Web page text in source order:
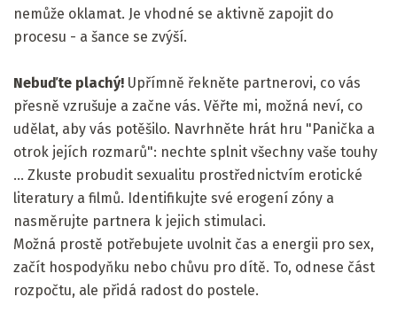
nemůže oklamat. Je vhodné se aktivně zapojit do
procesu - a šance se zvýší.
Nebuďte plachý! Upřímně řekněte partnerovi, co vás
přesně vzrušuje a začne vás. Věřte mi, možná neví, co
udělat, aby vás potěšilo. Navrhněte hrát hru "Panička a
otrok jejích rozmarů": nechte splnit všechny vaše touhy
... Zkuste probudit sexualitu prostřednictvím erotické
literatury a filmů. Identifikujte své erogení zóny a
nasměrujte partnera k jejich stimulaci.
Možná prostě potřebujete uvolnit čas a energii pro sex,
začít hospodyňku nebo chůvu pro dítě. To, odnese část
rozpočtu, ale přidá radost do postele.